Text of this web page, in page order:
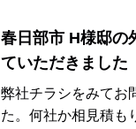
春日部市 H様邸の
ていただきました
弊社チラシをみてお
た。何社か相見積も